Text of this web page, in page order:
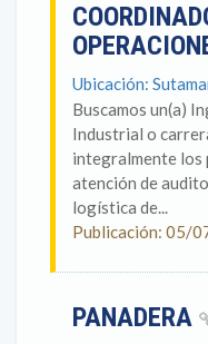
Ubicación:
Buscamos un(a)
Industrial o
integralmente los
atención de
logística de...
Publicación: 05/
PANADERA